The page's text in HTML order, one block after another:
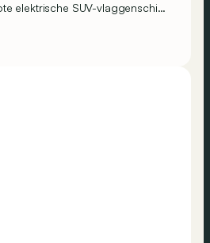
elektrische SUV-vlaggenschip.